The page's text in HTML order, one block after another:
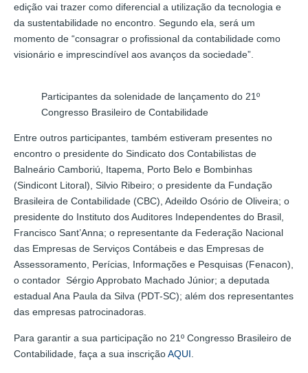
edição vai trazer como diferencial a utilização da tecnologia e
da sustentabilidade no encontro. Segundo ela, será um
momento de “consagrar o profissional da contabilidade como
visionário e imprescindível aos avanços da sociedade”.
Participantes da solenidade de lançamento do 21º
Congresso Brasileiro de Contabilidade
Entre outros participantes, também estiveram presentes no
encontro o presidente do Sindicato dos Contabilistas de
Balneário Camboriú, Itapema, Porto Belo e Bombinhas
(Sindicont Litoral), Silvio Ribeiro; o presidente da Fundação
Brasileira de Contabilidade (CBC), Adeildo Osório de Oliveira; o
presidente do Instituto dos Auditores Independentes do Brasil,
Francisco Sant’Anna; o representante da Federação Nacional
das Empresas de Serviços Contábeis e das Empresas de
Assessoramento, Perícias, Informações e Pesquisas (Fenacon),
o contador Sérgio Approbato Machado Júnior; a deputada
estadual Ana Paula da Silva (PDT-SC); além dos representantes
das empresas patrocinadoras.
Para garantir a sua participação no 21º Congresso Brasileiro de
Contabilidade, faça a sua inscriçãoAQUI